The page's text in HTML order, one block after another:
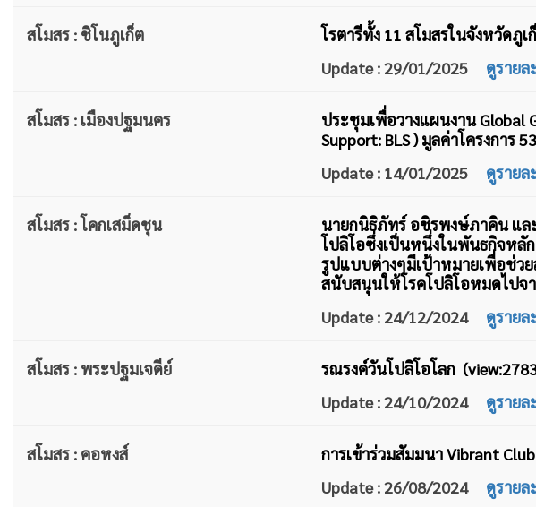
สโมสร : ชิโนภูเก็ต
โรตารีทั้ง 11 สโมสรในจังหวัดภู
Update : 29/01/2025 ดูรายล
สโมสร : เมืองปฐมนคร
ประชุมเพื่อวางแผนงาน Global
Support: BLS ) มูลค่าโครงการ
Update : 14/01/2025 ดูรายล
สโมสร : โคกเสม็ดชุน
นายกนิธิภัทร์ อชิรพงษ์ภาคิน แล
โปลิโอซึ่งเป็นหนึ่งในพันธกิจหลัก
รูปแบบต่างๆมีเป้าหมายเพื่อช่ว
สนับสนุนให้โรคโปลิโอหมดไปจ
Update : 24/12/2024 ดูรายล
สโมสร : พระปฐมเจดีย์
รณรงค์วันโปลิโอโลก
Update : 24/10/2024 ดูรายล
สโมสร : คอหงส์
การเข้าร่วมสัมมนา Vibrant
Update : 26/08/2024 ดูรายล